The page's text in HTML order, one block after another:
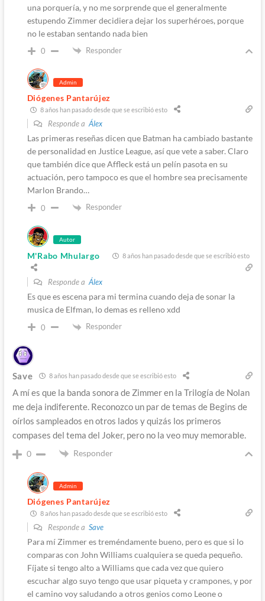
una porquería, y no me sorprende que el generalmente
estupendo Zimmer decidiera dejar los superhéroes, porque
no le estaban sentando nada bien
0 Responder
Admin
Diógenes Pantarújez
8 años han pasado desde que se escribió esto
Responde aÁlex
Las primeras reseñas dicen que Batman ha cambiado bastante
de personalidad en Justice League, así que vete a saber. Claro
que también dice que Affleck está un pelín pasota en su
actuación, pero tampoco es que el hombre sea precisamente
Marlon Brando…
0 Responder
Autor
M'Rabo Mhulargo 8 años han pasado desde que se escribió esto
Responde a Álex
Es que es escena para mi termina cuando deja de sonar la
musica de Elfman, lo demas es relleno xdd
0 Responder
Save 8 años han pasado desde que se escribió esto
A mí es que la banda sonora de Zimmer en la Trilogía de Nolan
me deja indiferente. Reconozco un par de temas de Begins de
oírlos sampleados en otros lados y quizás los primeros
compases del tema del Joker, pero no la veo muy memorable.
0 Responder
Admin
Diógenes Pantarújez
8 años han pasado desde que se escribió esto
Responde a Save
Para mí Zimmer es treméndamente bueno, pero es que si lo
comparas con John Williams cualquiera se queda pequeño.
Fíjate si tengo alto a Williams que cada vez que quiero
escuchar algo suyo tengo que usar piqueta y crampones, y por
el camino voy saludando a otros genios como Leone o